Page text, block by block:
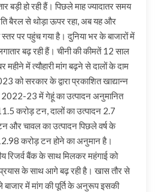
बड़ी हो रही हैं। पिछले माह ज्यादातर समय
बैरल से थोड़ा ऊपर रहा, अब यह और
पर पहुंच गया है। दुनिया भर के बाजारों में
बढ़ रही हैं। चीनी की कीमतें 12 साल
में त्यौहारी मांग बढ़ने से दालों के दाम
सरकार के द्वारा प्रकाशित खाद्यान्न
2022-23 में गेहूं का उत्पादन अनुमानित
करोड़ टन, दालों का उत्पादन 2.7
चावल का उत्पादन पिछले वर्ष के
करोड़ टन होने का अनुमान है।
रिजर्व बैंक के साथ मिलकर महंगाई को
के साथ आगे बढ़ रही है। खास तौर से
में मांग की पूर्ति के अनुरूप इसकी